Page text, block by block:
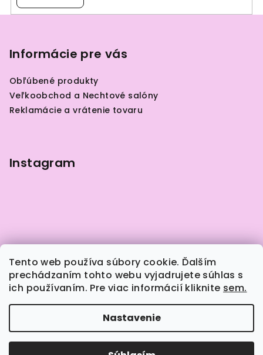
Tento web používa súbory cookie. Ďalším
prechádzaním tohto webu vyjadrujete súhlas s
ich používaním. Pre viac informácií kliknite sem.
Nastavenie
Informácie pre vás
Obľúbené produkty
Veľkoobchod a Nechtové salóny
Reklamácie a vrátenie tovaru
Instagram
Sledovať na Instagrame